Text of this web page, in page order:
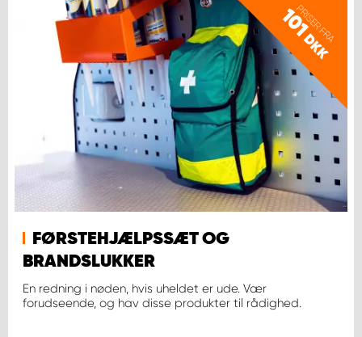
PRISER FRA
101
DKK
FØRSTEHJÆLPSSÆT OG
BRANDSLUKKER
En redning i nøden, hvis uheldet er ude. Vær
forudseende, og hav disse produkter til rådighed.